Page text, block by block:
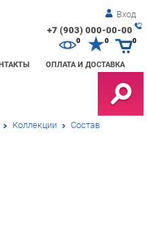
Вход
+7 (903) 000-00-00
ОПЛАТА И ДОСТАВКА
0 0
Коллекции Состав